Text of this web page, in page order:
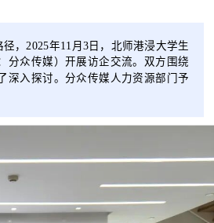
，2025年11月3日，北师港浸大学生
分众传媒）开展访企交流。双方围绕
深入探讨。分众传媒人力资源部门予